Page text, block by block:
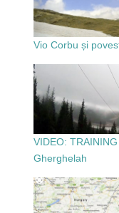
Vio Corbu și
VIDEO:
Gherghelah